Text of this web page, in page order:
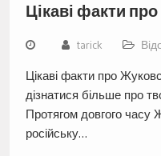
Цікаві факти
tarick
Цікаві факти про
дізнатися більше про
Протягом довгого часу
російську…